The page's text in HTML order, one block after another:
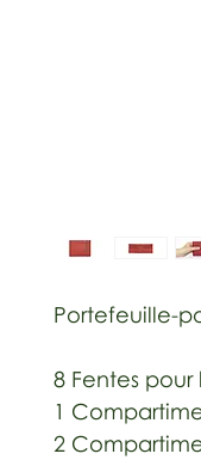
Portefeuille-
8 Fentes pour
1
2